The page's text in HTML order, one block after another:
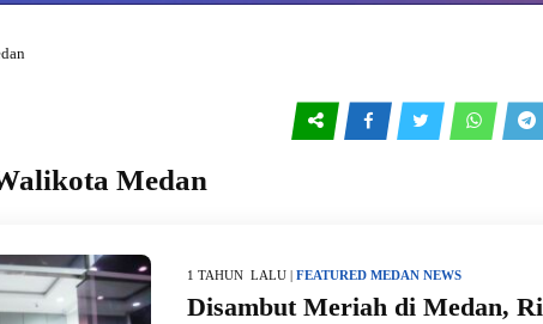
Medan
1 TAHUN LALU | FEATURED MEDAN NEWS
Disambut Meriah di Medan,